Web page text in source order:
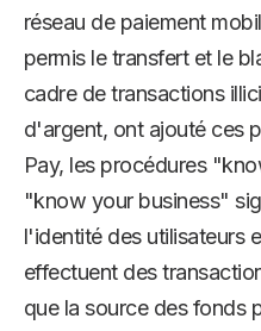
réseau de paiement
permis le transfert et le
cadre de transactions
d'argent, ont ajouté ces
Pay, les procédures
"know your business"
l'identité des utilisateurs
effectuent des
que la source des fonds